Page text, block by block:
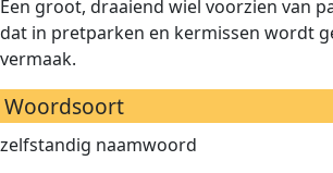
Een groot, draaiend wiel voorzien van
dat in pretparken en kermissen wordt
vermaak.
Woordsoort
zelfstandig naamwoord